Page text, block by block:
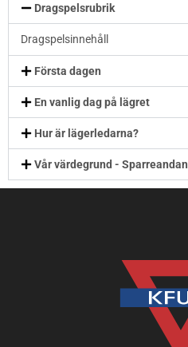
Dragspelsrubrik
Dragspelsinnehåll
Första dagen
En vanlig dag på lägret
Hur är lägerledarna?
Vår värdegrund - Sparreandan